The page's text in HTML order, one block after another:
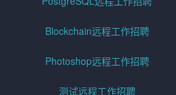
Blockchain远程工作招聘
Photoshop远程工作招聘
测试远程工作招聘